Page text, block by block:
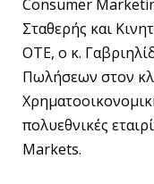
Consumer
Σταθερής και
ΟΤΕ, ο κ.
Πωλήσεων στον
πολυεθνικές
Markets.